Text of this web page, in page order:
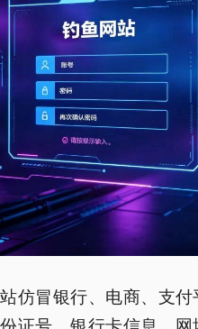
仿冒银行、电商、支
证号、银行卡信息，